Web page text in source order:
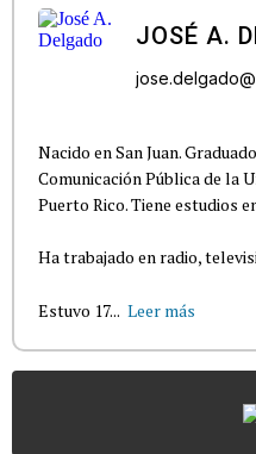
JOSÉ A.
Nacido en San Juan.
Comunicación Pública de la
Puerto Rico. Tiene estudios
Ha trabajado en radio,
Estuvo 17... Leer más